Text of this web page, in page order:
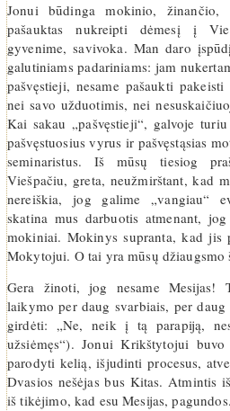
Jonui būdinga mokinio,
pašauktas nukreipti dėmesį į
gyvenime, savivoka. Man daro
galutiniams padariniams: jam
pašvęstieji, nesame pašaukti
nei savo užduotimis, nei
Kai sakau „pašvęstieji“, galvoje
pašvęstuosius vyrus ir pašvęstąsias
seminaristus. Iš mūsų tiesiog
Viešpačiu, greta, neužmirštant, kad
nereiškia, jog galime „vangiau“
skatina mus darbuotis atmenant,
mokiniai. Mokinys supranta, kad jis
Mokytojui. O tai yra mūsų
Gera žinoti, jog nesame Mesijas!
laikymo per daug svarbiais, per
girdėti: „Ne, neik į tą parapiją,
užsiėmęs“). Jonui Krikštytojui
parodyti kelią, išjudinti procesus,
Dvasios nešėjas bus Kitas. Atmintis
iš tikėjimo, kad esu Mesijas, pagundos.